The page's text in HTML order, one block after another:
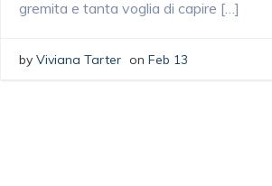
gremita e tanta voglia di capire […]
by Viviana Tarter on Feb 13